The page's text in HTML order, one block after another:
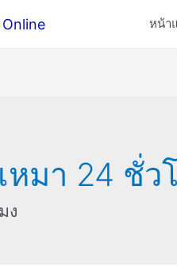
หน้า
หมา 24 ชั่ว
ง